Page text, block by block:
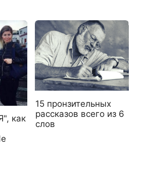
как
15 пронзительных
рассказов всего из 6
слов